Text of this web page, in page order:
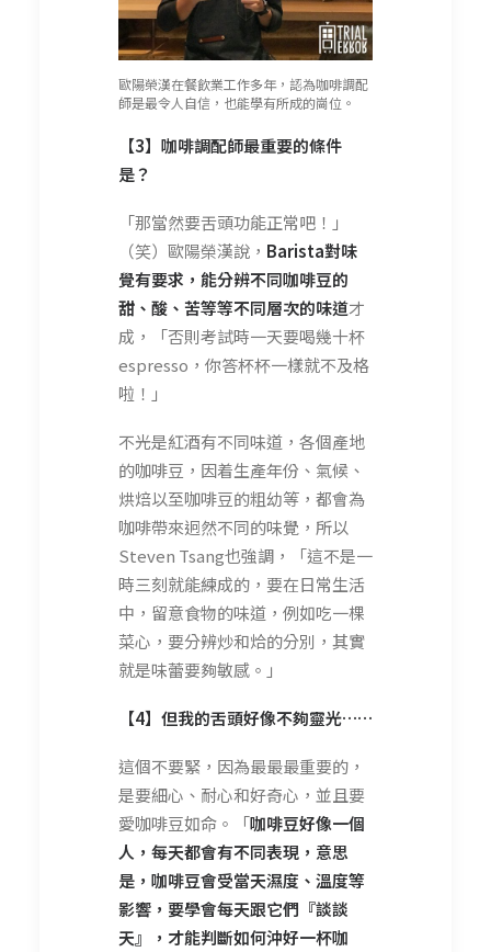
歐陽榮漢在餐飲業工作多年，認為咖啡調配
師是最令人自信，也能學有所成的崗位。
【3】咖啡調配師最重要的條件
是？
「那當然要舌頭功能正常吧！」
（笑）歐陽榮漢說， Barista對味
覺有要求，能分辨不同咖啡豆的
甜、酸、苦等等不同層次的味道才
成，「否則考試時一天要喝幾十杯
espresso，你答杯杯一樣就不及格
啦！」
不光是紅酒有不同味道，各個產地
的咖啡豆，因着生產年份、氣候、
烘焙以至咖啡豆的粗幼等，都會為
咖啡帶來迥然不同的味覺，所以
Steven Tsang也強調，「這不是一
時三刻就能練成的，要在日常生活
中，留意食物的味道，例如吃一棵
菜心，要分辨炒和烚的分別，其實
就是味蕾要夠敏感。」
【4】但我的舌頭好像不夠靈光……
這個不要緊，因為最最最重要的，
是要細心、耐心和好奇心，並且要
愛咖啡豆如命。「咖啡豆好像一個
人，每天都會有不同表現，意思
是，咖啡豆會受當天濕度、溫度等
影響，要學會每天跟它們『談談
天』，才能判斷如何沖好一杯咖